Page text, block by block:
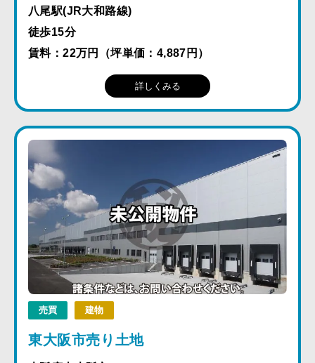
八尾駅(JR大和路線)
徒歩15分
賃料：22万円（坪単価：4,887円）
詳しくみる
売買 建物
東大阪市売り土地